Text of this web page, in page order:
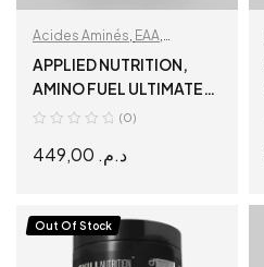
Acides Aminés EAA
Récupération & Hydratation
APPLIED NUTRITION,
AMINO FUEL ULTIMATE
EAAs, FRUIT SALAD, 30
(0)
د.م.
READ MORE
Out Of Stock